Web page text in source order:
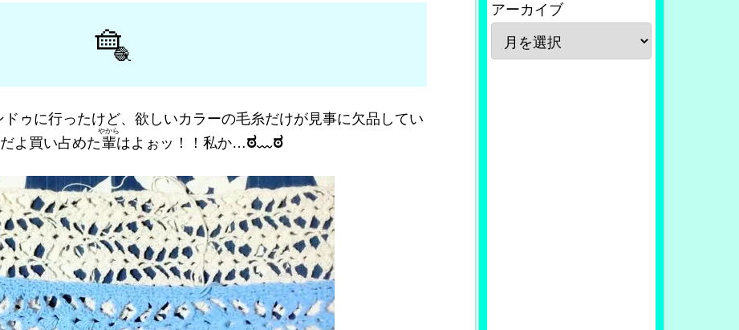
🧺
🧶
ゥに行ったけど、欲しいカラーの毛糸だけが見事に欠品してい
よ買い占めた輩
やから
はよぉッ！！私か…ಠ⁠﹏⁠ಠ
アーカイブ